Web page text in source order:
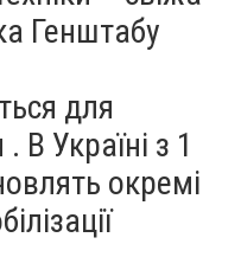
Генштабу
для
В Україні з 1
окремі